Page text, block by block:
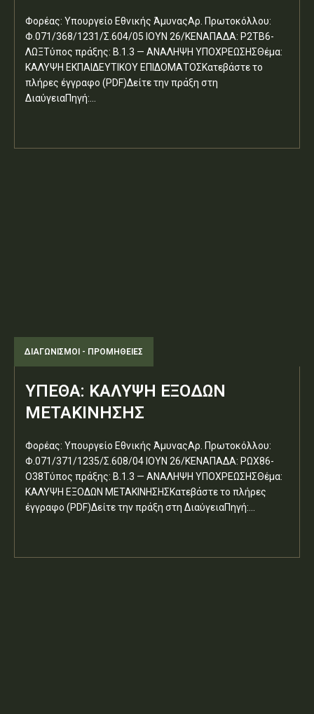
Φορέας: Υπουργείο Εθνικής ΆμυναςΑρ. Πρωτοκόλλου:
Φ.071/368/1231/Σ.604/05 ΙΟΥΝ 26/ΚΕΝΑΠΑΔΑ: Ρ2ΤΒ6-
ΛΩΞΤύπος πράξης: Β.1.3 — ΑΝΑΛΗΨΗ ΥΠΟΧΡΕΩΣΗΣΘέμα:
ΚΑΛΥΨΗ ΕΚΠΑΙΔΕΥΤΙΚΟΥ ΕΠΙΔΟΜΑΤΟΣΚατεβάστε το
πλήρες έγγραφο (PDF)Δείτε την πράξη στη
ΔιαύγειαΠηγή:...
ΔΙΑΓΩΝΙΣΜΟΊ - ΠΡΟΜΉΘΕΙΕΣ
ΥΠΕΘΑ: ΚΑΛΥΨΗ ΕΞΟΔΩΝ
ΜΕΤΑΚΙΝΗΣΗΣ
Φορέας: Υπουργείο Εθνικής ΆμυναςΑρ. Πρωτοκόλλου:
Φ.071/371/1235/Σ.608/04 ΙΟΥΝ 26/ΚΕΝΑΠΑΔΑ: ΡΩΧ86-
Ο38Τύπος πράξης: Β.1.3 — ΑΝΑΛΗΨΗ ΥΠΟΧΡΕΩΣΗΣΘέμα:
ΚΑΛΥΨΗ ΕΞΟΔΩΝ ΜΕΤΑΚΙΝΗΣΗΣΚατεβάστε το πλήρες
έγγραφο (PDF)Δείτε την πράξη στη ΔιαύγειαΠηγή:...